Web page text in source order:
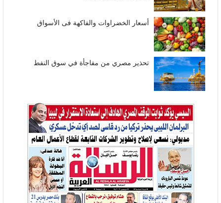
أسعار الخضراوات والفاكهة فى الأسواق
تحذير مصري من مفاجأة في سوق النفط